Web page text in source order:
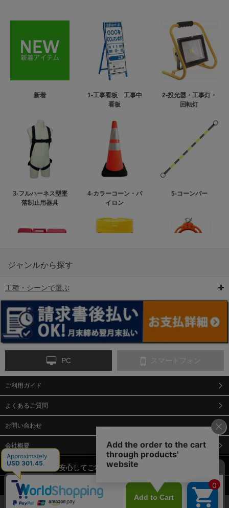
新着
1-工事看板 工事中
看板
2-投光器・工事灯・
回転灯
3-フルハーネス型墜
落制止用器具
4-カラーコーン・パ
イロン
5-コーンバー
6-矢印板/LED矢印板
ンス
9-点字マット・タイ
12-安全ベスト
13-誘導灯・誘導棒・
合図灯・手旗
14-ライフジャケット
ジャンルから探す
工種・シーンで選ぶ
PC スマートフォン
ご利用ガイド
よくあるご質問
お問い合わせ
会社概要
特定商取引法に基づく表示
個人情報保護方針
当サイトでは、安心してご利用いただくため（なりすまし防止
等）、またサイトの利便性向上のため、クッキー(Cookie)を使用
しています。 サイトのクッキー(Cookie)の使用に関しては、「プ
ライバシーポリシー」をお読みください。